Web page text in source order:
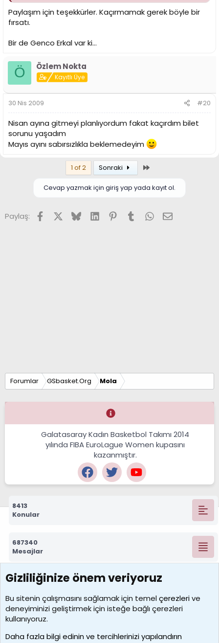
23 Mayıs - Marx'ın Dönüşü Ankara Akün Sahnesi 20:30
24 Mayıs - Marx'ın Dönüşü Ankara Akün Sahnesi 15:30
Paylaşım için teşekkürler. Kaçırmamak gerek böyle bir
fırsatı.
Bir de Genco Erkal var ki...
Ö Özlem Nokta
Kayıtlı Üye
30 Nis 2009 #20
Nisan ayına gitmeyi planlıyordum fakat kaçırdım bilet
sorunu yaşadım
Mayıs ayını sabırsızlıkla beklemedeyim
1 of 2 Sonraki
Cevap yazmak için giriş yap yada kayıt ol.
Paylaş: FacebookX (Twitter)
BlueskyLinkedInPinterest
TumblrWhatsApp
E-posta
Forumlar GSbasket.Org Mola
Galatasaray Kadın Basketbol Takımı 2014
yılında FIBA EuroLague Women kupasını
kazanmıştır.
8413
Konular
687340
Mesajlar
7390
Kullanıcılar
MosesBrownHayranı
Son üye
Gizliliğinize önem veriyoruz
Bu sitenin çalışmasını sağlamak için temelçerezlerive
deneyiminizi geliştirmek için isteğe bağlı çerezleri
kullanıyoruz.
Daha fazla bilgi edinin ve tercihlerinizi yapılandırın